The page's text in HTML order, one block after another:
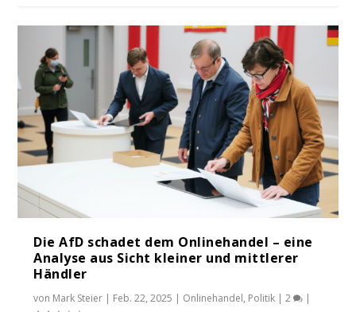
Die AfD schadet dem Onlinehandel – eine
Analyse aus Sicht kleiner und mittlerer
Händler
von Mark Steier | Feb. 22, 2025 | Onlinehandel, Politik |2 |